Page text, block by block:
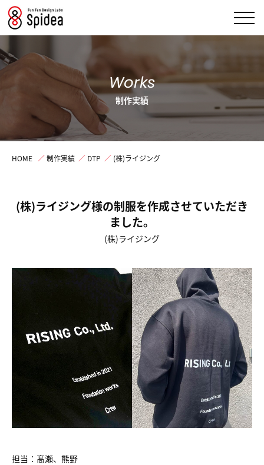
Works
制作実績
HOME ／制作実績 ／ DTP ／ (株)ライジング
(株)ライジング様の制服を作成させていただき
ました。
(株)ライジング
担当：髙瀬、熊野